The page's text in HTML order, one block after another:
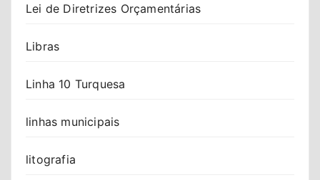
Lei de Diretrizes Orçamentárias
Libras
Linha 10 Turquesa
linhas municipais
litografia